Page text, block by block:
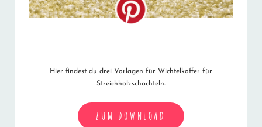
Hier findest du drei Vorlagen für Wichtelkoffer für
Streichholzschachteln.
ZUM DOWNLOAD